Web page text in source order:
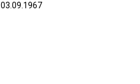
03.09.1967